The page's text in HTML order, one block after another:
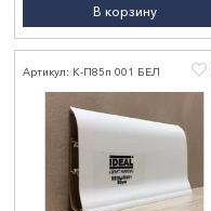
В корзину
Артикул: К-П85п 001 БЕЛ